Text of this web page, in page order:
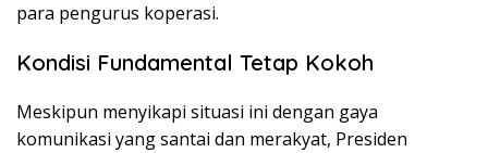
para pengurus koperasi.
Kondisi Fundamental Tetap Kokoh
Meskipun menyikapi situasi ini dengan gaya
komunikasi yang santai dan merakyat, Presiden